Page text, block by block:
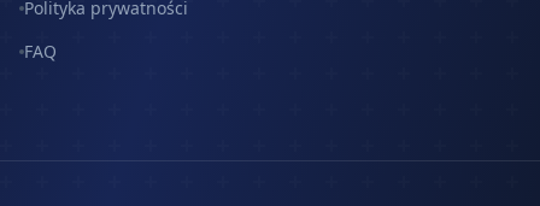
Polityka prywatności
FAQ